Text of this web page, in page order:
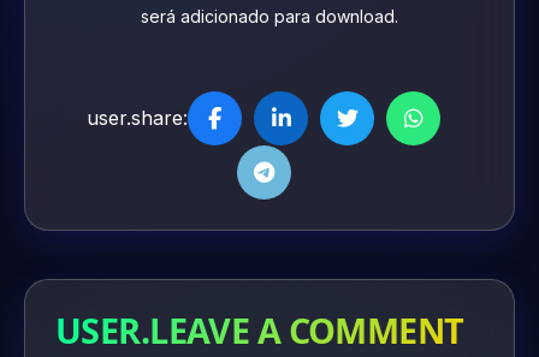
será adicionado para download.
user.share:
USER.LEAVE A COMMENT